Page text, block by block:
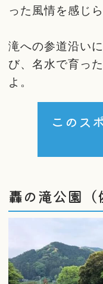
った風情を感じら
滝への参道沿い
び、名水で育っ
よ。
このス
轟の滝公園（